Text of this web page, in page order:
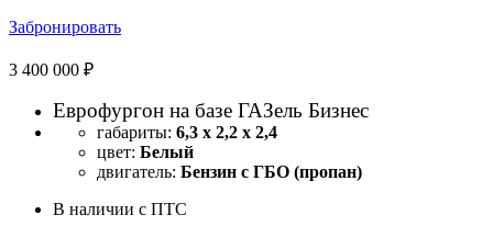
Забронировать
3 400 000 ₽
Еврофургон на базе ГАЗель Бизнес
габариты: 6,3 х 2,2 х 2,4
цвет: Белый
двигатель: Бензин с ГБО (пропан)
В наличии с ПТС